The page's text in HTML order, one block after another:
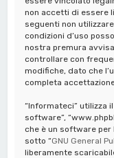
non accetti di essere
seguenti non
condizioni d’uso
nostra premura
controllare con
modifiche, dato che
completa
“Informateci” utilizza
software”,
che è un software
sotto “GNU General
liberamente